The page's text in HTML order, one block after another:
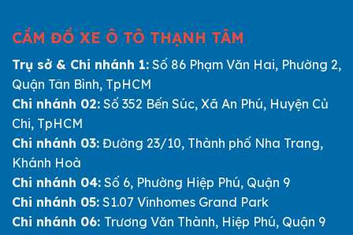
CẦM ĐỒ XE Ô TÔ THẠNH TÂM
Trụ sở & Chi nhánh 1: Số 86 Phạm Văn Hai, Phường 2,
Quận Tân Bình, TpHCM
Chi nhánh 02: Số 352 Bến Súc, Xã An Phú, Huyện Củ
Chi, TpHCM
Chi nhánh 03: Đường 23/10, Thành phố Nha Trang,
Khánh Hoà
Chi nhánh 04: Số 6, Phường Hiệp Phú, Quận 9
Chi nhánh 05: S1.07 Vinhomes Grand Park
Chi nhánh 06: Trương Văn Thành, Hiệp Phú, Quận 9